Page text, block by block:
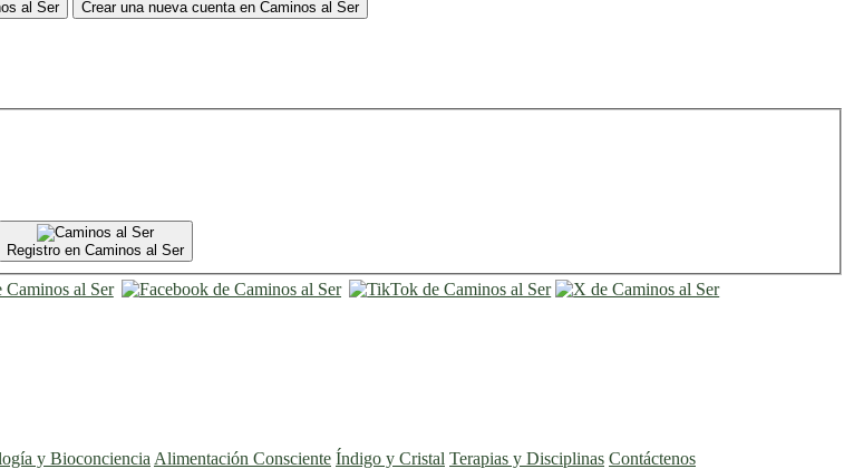
al Ser Crear una nueva cuenta en Caminos al Ser
Registro en Caminos al Ser
y Bioconciencia Alimentación Consciente Índigo y Cristal Terapias y Disciplinas Contáctenos